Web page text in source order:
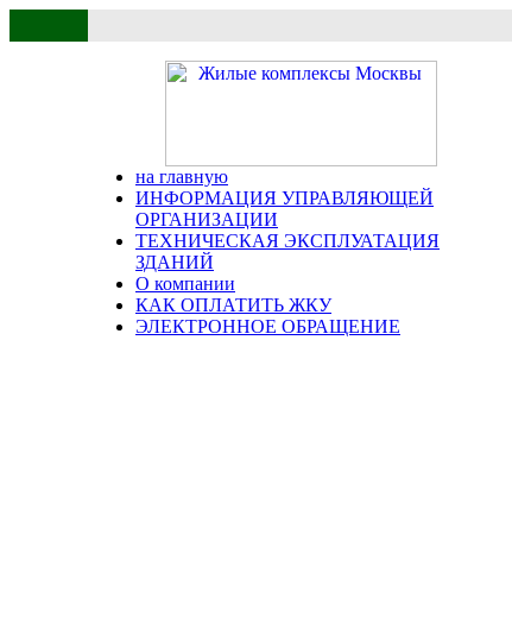
на главную
ИНФОРМАЦИЯ УПРАВЛЯЮЩЕЙ
ОРГАНИЗАЦИИ
ТЕХНИЧЕСКАЯ ЭКСПЛУАТАЦИЯ
ЗДАНИЙ
О компании
КАК ОПЛАТИТЬ ЖКУ
ЭЛЕКТРОННОЕ ОБРАЩЕНИЕ